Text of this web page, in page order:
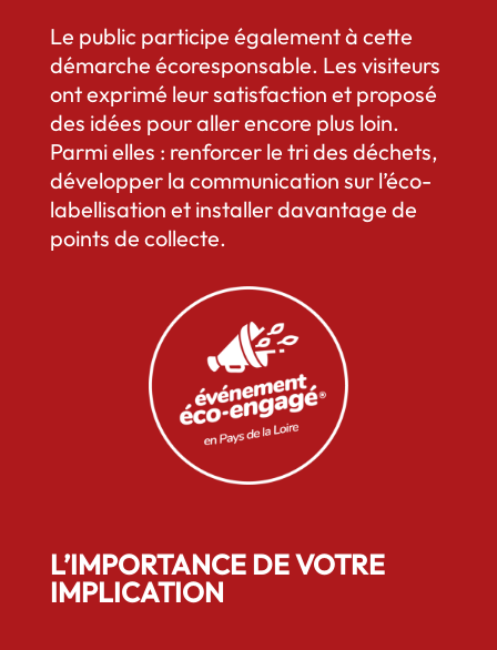
Le public participe également à cette
démarche écoresponsable. Les visiteurs
ont exprimé leur satisfaction et proposé
des idées pour aller encore plus loin.
Parmi elles : renforcer le tri des déchets,
développer la communication sur l’éco-
labellisation et installer davantage de
points de collecte.
L’IMPORTANCE DE VOTRE
IMPLICATION